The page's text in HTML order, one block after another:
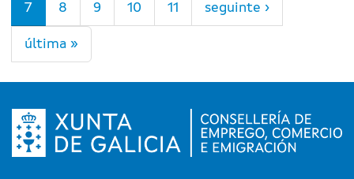
7 8 9 10 11 seguinte ›
última »